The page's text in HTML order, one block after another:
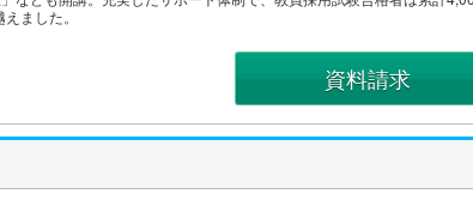
ました。
資料請求